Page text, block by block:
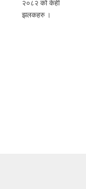
२०८२ को केही
झलकहरु ।